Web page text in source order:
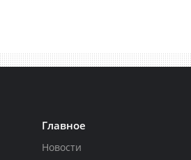
Главное
Новости